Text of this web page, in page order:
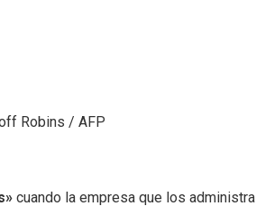
Robins / AFP
cuando la empresa que los administra